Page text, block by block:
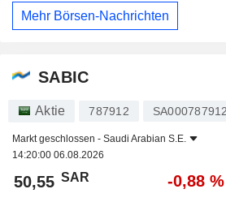
Mehr Börsen-Nachrichten
SABIC
Aktie 787912
Markt geschlossen - Saudi Arabian S.E.
14:20:00 06.08.2026
50,55 SAR -0,88 %